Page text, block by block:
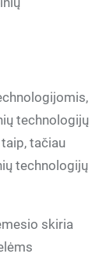
technologijų
tačiau
technologijų
skiria